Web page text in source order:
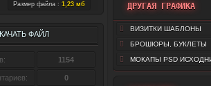
ДРУГАЯ ГРАФИКА
ВИЗИТКИ ШАБЛОНЫ
БРОШЮРЫ, БУКЛЕТЫ
МОКАПЫ PSD
Размер файла : 1,23 мб
ФАЙЛ
1154
0